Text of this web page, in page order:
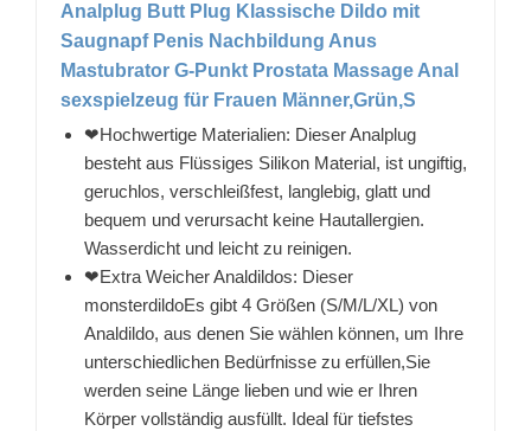
Analplug Butt Plug Klassische Dildo mit
Saugnapf Penis Nachbildung Anus
Mastubrator G-Punkt Prostata Massage Anal
sexspielzeug für Frauen Männer,Grün,S
❤Hochwertige Materialien: Dieser Analplug
besteht aus Flüssiges Silikon Material, ist ungiftig,
geruchlos, verschleißfest, langlebig, glatt und
bequem und verursacht keine Hautallergien.
Wasserdicht und leicht zu reinigen.
❤Extra Weicher Analdildos: Dieser
monsterdildoEs gibt 4 Größen (S/M/L/XL) von
Analdildo, aus denen Sie wählen können, um Ihre
unterschiedlichen Bedürfnisse zu erfüllen,Sie
werden seine Länge lieben und wie er Ihren
Körper vollständig ausfüllt. Ideal für tiefstes